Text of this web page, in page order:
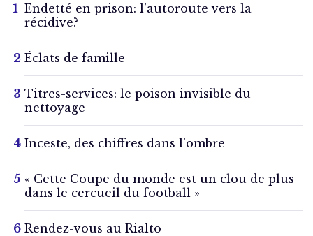
Endetté en prison: l’autoroute vers la
récidive?
Éclats de famille
Titres-services: le poison invisible du
nettoyage
Inceste, des chiffres dans l’ombre
« Cette Coupe du monde est un clou de plus
dans le cercueil du football »
Rendez-vous au Rialto